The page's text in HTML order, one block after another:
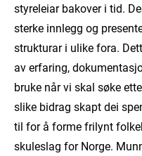
styreleiar bakover i tid.
sterke innlegg og
strukturar i ulike fora.
av erfaring,
bruke når vi skal søke
slike bidrag skapt dei
til for å forme frilynt
skuleslag for Norge.